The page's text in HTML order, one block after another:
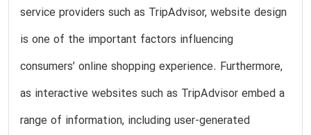
service providers such as TripAdvisor, website design
is one of the important factors influencing
consumers’ online shopping experience. Furthermore,
as interactive websites such as TripAdvisor embed a
range of information, including user-generated